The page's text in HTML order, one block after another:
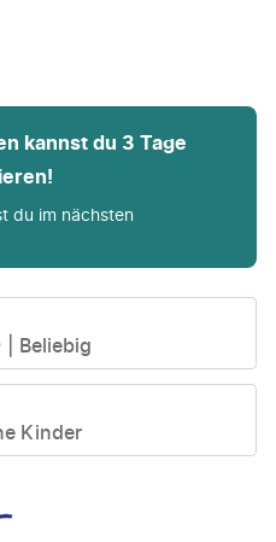
kannst du 3 Tage
du im nächsten
Beliebig
Kinder